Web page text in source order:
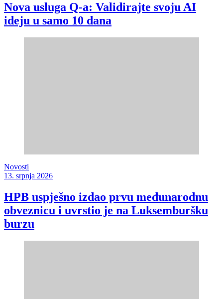
Nova usluga Q-a: Validirajte svoju AI
ideju u samo 10 dana
Novosti
13. srpnja 2026
HPB uspješno izdao prvu međunarodnu
obveznicu i uvrstio je na Luksemburšku
burzu